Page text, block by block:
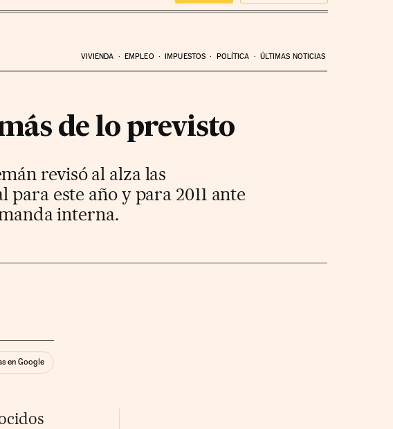
VIVIENDA EMPLEO IMPUESTOS POLÍTICA ÚLTIMAS NOTICIAS
de lo previsto
revisó al alza las
este año y para 2011 ante
interna.
en Google